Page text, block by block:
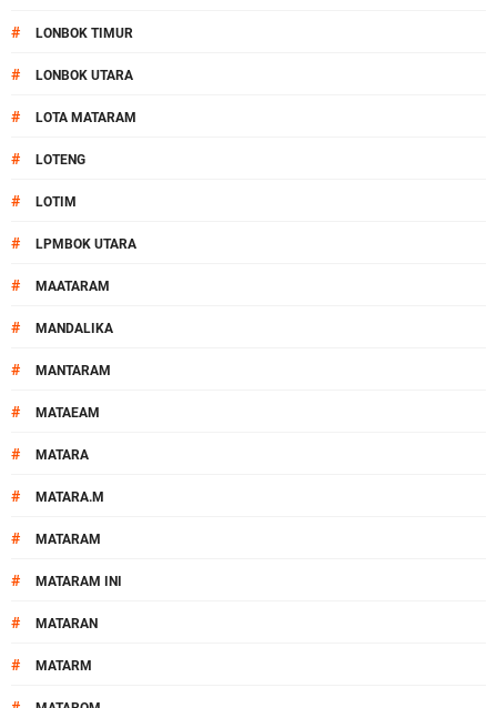
# LONBOK TIMUR
# LONBOK UTARA
# LOTA MATARAM
# LOTENG
# LOTIM
# LPMBOK UTARA
# MAATARAM
# MANDALIKA
# MANTARAM
# MATAEAM
# MATARA
# MATARA.M
# MATARAM
# MATARAM INI
# MATARAN
# MATARM